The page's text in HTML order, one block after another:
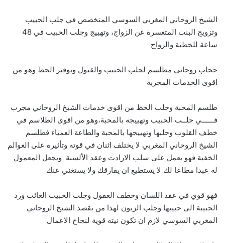
الشيخ الروحاني المغربي السوسي المتخصص في جلب الحبيب
وتزويج البنت المتعسرة عن الزواج، وتهييج وجلب الحبيب في 48
ساعة للخطبة والزواج
حجاب روحاني مطلسم لجلب الحبيب والقبول وتوفير الحظ وهو من
اقوى الخدمات المجربة
طلسم المحبة وجلب الحظ من اقوى خدمات الشيخ الروحاني مجرب
فــــــي جلــب الحبيب وتهييجه بالمحبة،وهو من اقوى الطلاسم في
خطف القلوب وجلبها وتهييجها بالمحبة والطاعة العمياء فطلسم
الشيخ الروحاني المغربي لا يختلف اثنان في قوته وتأثيره على العوالم
الخفية فهو يعمل على سلب الارادت وعقد الألسنة ويجعل المعمول
له عبدا مطاعا لك لا يستطيع ان يفارقك ولا يستغني عنك
فهو قوي في عقد اللسان وخطف العقول وجلب الحبيب الغائب ورد
الحبيبة الى حبيبها وجلب الزبون لهذا من يقصد الشيخ الروحاني
المغربي السوسي لازم ان تكون نيته قوية لنجاح الاعمال